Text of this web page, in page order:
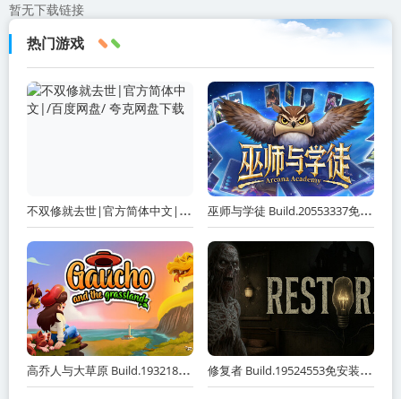
暂无下载链接
热门游戏
不双修就去世|官方简体中文|/百度网盘/ 夸克网盘下载 巫师与学徒 Build.20553337免安装中文版 夸克网盘下载
高乔人与大草原 Build.19321887免安装中文版 夸克网盘下载 修复者 Build.19524553免安装中文版 夸克网盘下载